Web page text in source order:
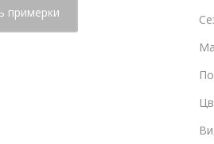
примерки